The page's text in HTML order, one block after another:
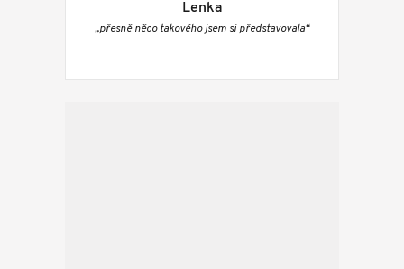
Lenka
„přesně něco takového jsem si představovala“